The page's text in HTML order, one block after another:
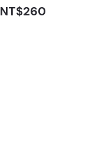
NT$260